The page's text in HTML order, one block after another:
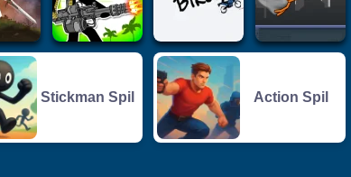
Stickman Spil Action Spil